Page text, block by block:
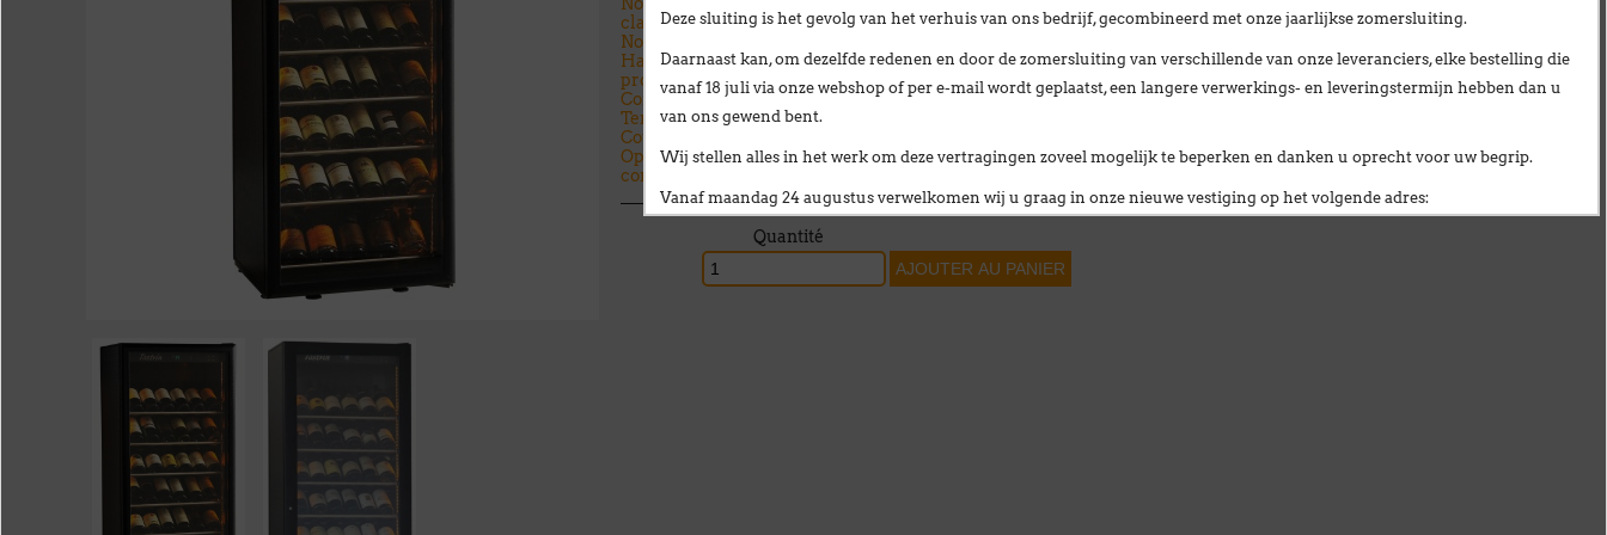
clayettes
Nombre de bouteilles
Hauteur x largeur x
profondeur (cm)
158 x 60 x 50
Consommation quotidienne
0,65 kw
Température réglable
Couleur
Options (accessoires à
commander en plus)
Couleur différente
Quantité
Deze sluiting is het gevolg van het verhuis van ons bedrijf, gecombineerd met onze jaarlijkse zomersluiting.
Daarnaast kan, om dezelfde redenen en door de zomersluiting van verschillende van onze leveranciers,elke bestelling die
vanaf 18 juli via onze webshop of per e-mail wordt geplaatst, een langere verwerkings- en leveringstermijn hebben dan u
van ons gewend bent.
Wij stellen alles in het werk om deze vertragingen zoveel mogelijk te beperken en danken u oprecht voor uw begrip.
Vanafmaandag 24 augustusverwelkomen wij u graag in onze nieuwe vestiging op het volgende adres:
Broekweg 12W
1601 Sint-Pieters-Leeuw